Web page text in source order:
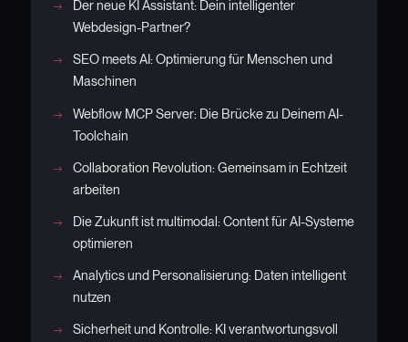
Der neue KI Assistant: Dein intelligenter
Webdesign-Partner?
SEO meets AI: Optimierung für Menschen und
Maschinen
Webflow MCP Server: Die Brücke zu Deinem AI-
Toolchain
Collaboration Revolution: Gemeinsam in Echtzeit
arbeiten
Die Zukunft ist multimodal: Content für AI-Systeme
optimieren
Analytics und Personalisierung: Daten intelligent
nutzen
Sicherheit und Kontrolle: KI verantwortungsvoll